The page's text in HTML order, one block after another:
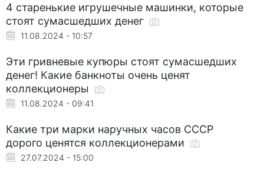
4 старенькие игрушечные машинки, которые
стоят сумасшедших денег
11.08.2024 - 10:57
Эти гривневые купюры стоят сумасшедших
денег! Какие банкноты очень ценят
коллекционеры
11.08.2024 - 09:41
Какие три марки наручных часов СССР
дорого ценятся коллекционерами
27.07.2024 - 15:00